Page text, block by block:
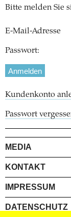
Bitte melden Sie
E-Mail-Adresse
Passwort:
Kundenkonto
Passwort
MEDIA
KONTAKT
IMPRESSUM
DATENSCHUTZ